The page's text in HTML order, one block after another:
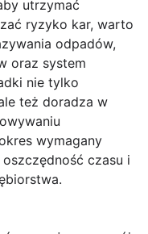
utrzymać
ryzyko kar, warto
odpadów,
oraz system
nie tylko
też doradza w
wymagany
czasu i